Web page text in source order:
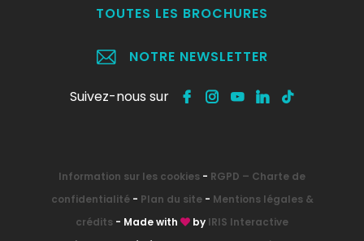
TOUTES LES BROCHURES
NOTRE NEWSLETTER
Suivez-nous sur
Information sur les cookies - RGPD – Charte de
confidentialité- Plan du site- Mentions légales &
crédits - Made with by IRIS Interactive